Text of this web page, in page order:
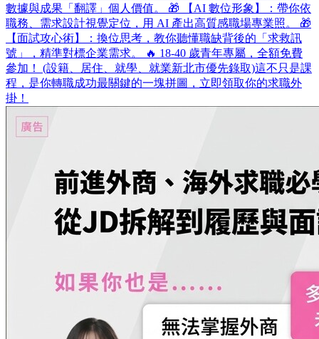
數據與成果「翻譯」個人價值。 🎁 【AI 數位形象】：帶你依
職務、需求設計視覺定位，用 AI 產出高質感職場專業照。 🎁
【面試攻心術】：換位思考，教你聽懂職缺背後的「求救訊
號」，精準對標企業需求。 🔥 18-40 歲青年專屬，全額免費
參加！ (設籍、居住、就學、就業新北市優先錄取)​ 這不只是課
程，是你轉職成功最關鍵的一塊拼圖，立即領取你的求職外
掛！